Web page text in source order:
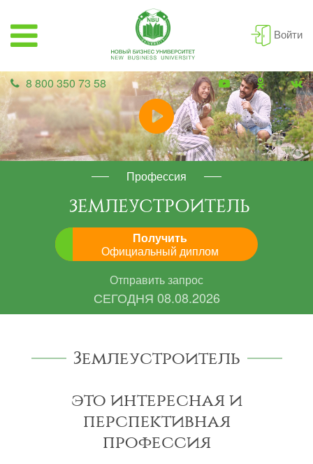
Войти
8 800 350 73 58
Профессия
ЗЕМЛЕУСТРОИТЕЛЬ
Получить
Официальный диплом
Отправить запрос
СЕГОДНЯ 08.08.2026
Землеустроитель
это интересная и
перспективная
профессия